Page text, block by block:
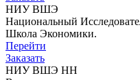
НИУ ВШЭ
Национальный
Школа Экономики.
Перейти
Заказать
НИУ ВШЭ НН